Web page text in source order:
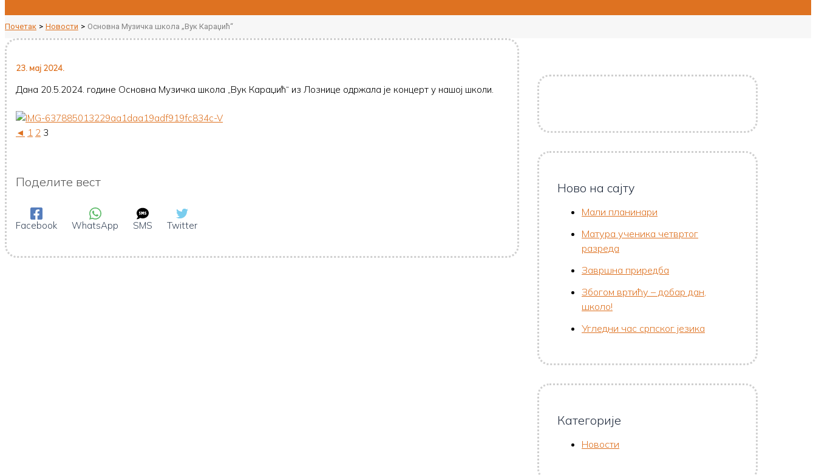
Почетак Новости Основна Музичка школа „Вук Караџић“
23. мај 2024.
Дана 20.5.2024. године Основна Музичка школа „Вук Караџић“ из Лознице одржала је концерт у нашој школи.
◄ 1 2 3
Поделите вест
Facebook WhatsApp SMS Twitter
Ново на сајту
Мали планинари
Матура ученика четвртог
разреда
Завршна приредба
Збогом вртићу – добар дан,
школо!
Угледни час српског језика
Категорије
Новости